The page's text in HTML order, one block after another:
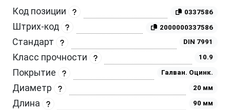
Код позиции 0337586
Штрих-код 2000000337586
Стандарт DIN 7991
Класс прочности 10.9
Покрытие Галван. Оцинк.
Диаметр 20 мм
Длина 90 мм